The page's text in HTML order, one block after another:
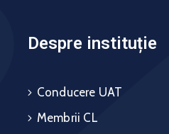
Despre instituție
Conducere UAT
Membrii CL